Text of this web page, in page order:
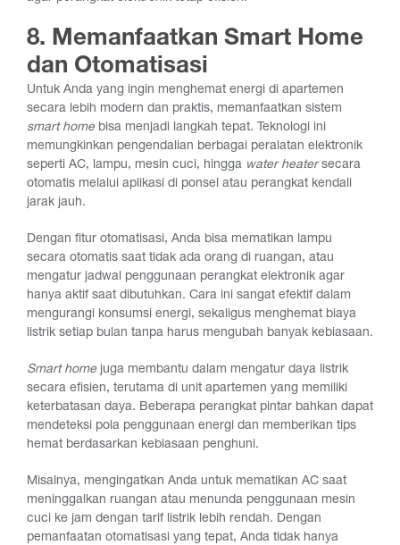
8. Memanfaatkan Smart Home
dan Otomatisasi
Untuk Anda yang ingin menghemat energi di apartemen
secara lebih modern dan praktis, memanfaatkan sistem
smart homebisa menjadi langkah tepat. Teknologi ini
memungkinkan pengendalian berbagai peralatan elektronik
seperti AC, lampu, mesin cuci, hingga water heatersecara
otomatis melalui aplikasi di ponsel atau perangkat kendali
jarak jauh.
Dengan fitur otomatisasi, Anda bisa mematikan lampu
secara otomatis saat tidak ada orang di ruangan, atau
mengatur jadwal penggunaan perangkat elektronik agar
hanya aktif saat dibutuhkan. Cara ini sangat efektif dalam
mengurangi konsumsi energi, sekaligus menghemat biaya
listrik setiap bulan tanpa harus mengubah banyak kebiasaan.
Smart homejuga membantu dalam mengatur daya listrik
secara efisien, terutama di unit apartemen yang memiliki
keterbatasan daya. Beberapa perangkat pintar bahkan dapat
mendeteksi pola penggunaan energi dan memberikan tips
hemat berdasarkan kebiasaan penghuni.
Misalnya, mengingatkan Anda untuk mematikan AC saat
meninggalkan ruangan atau menunda penggunaan mesin
cuci ke jam dengan tarif listrik lebih rendah. Dengan
pemanfaatan otomatisasi yang tepat, Anda tidak hanya